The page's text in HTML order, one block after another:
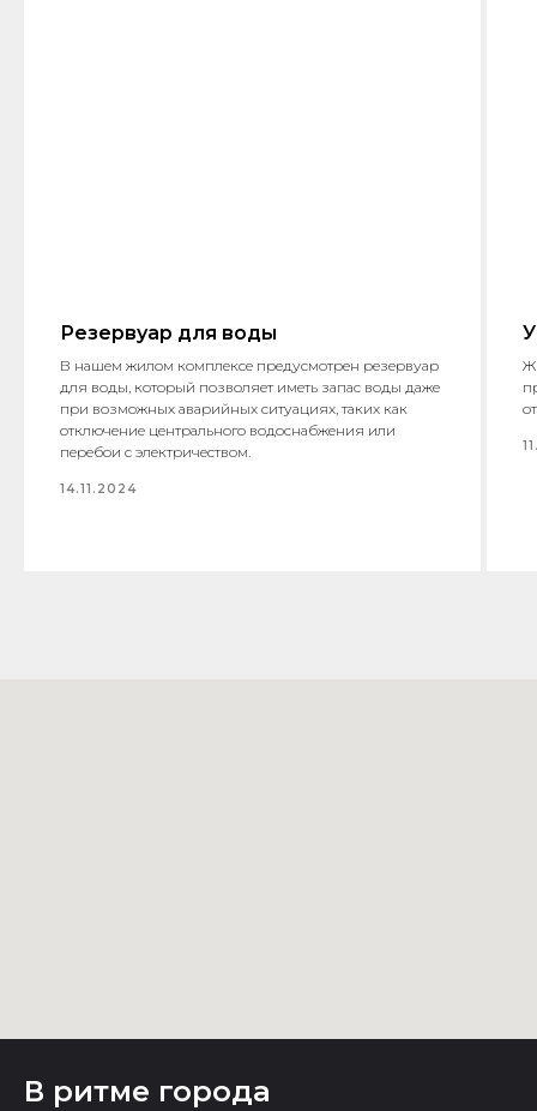
Резервуар для воды
В нашем жилом комплексе предусмотрен резервуар
для воды, который позволяет иметь запас воды даже
при возможных аварийных ситуациях, таких как
отключение центрального водоснабжения или
перебои с электричеством.
14.11.2024
В ритме города